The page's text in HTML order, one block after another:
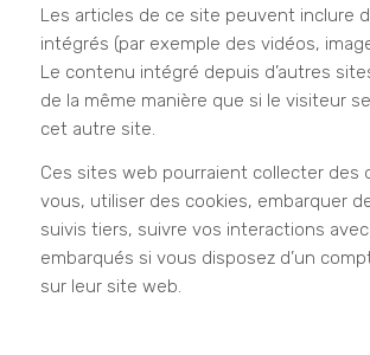
Les articles de ce site peuvent inclure
intégrés (par exemple des vidéos,
Le contenu intégré depuis d’autres
de la même manière que si le visiteur
cet autre site.
Ces sites web pourraient collecter des
vous, utiliser des cookies, embarquer
suivis tiers, suivre vos interactions
embarqués si vous disposez d’un
sur leur site web.